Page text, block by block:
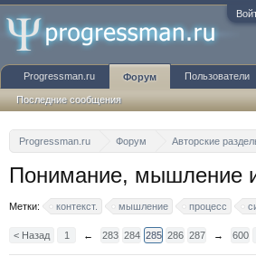
Progressman.ru Форум Авторские
Понимание, мышление
Метки: контекст. мышление процесс
< Назад 1 ← 283 284 285 286 287 → 600
Progressman.ru Форум
Последние сообщения
Пользователи